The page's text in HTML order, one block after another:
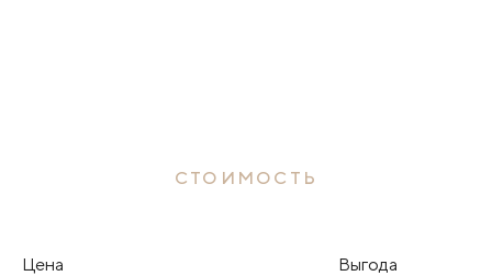
СТОИМОСТЬ
Цена Выгода